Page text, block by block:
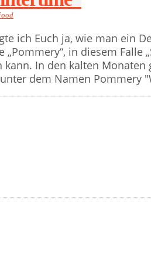
ich Euch ja, wie man ein
„Pommery“, in diesem
kann. In den kalten
dem Namen Pommery